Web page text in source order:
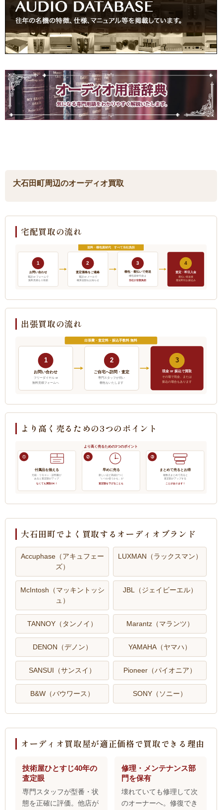
大石田町周辺のオーディオ買取
宅配買取の流れ
送料・梱包資材代 すべて当社負担
1
お問い合わせ
電話 or フォームで
無料見積もり依頼
2
査定価格をご連絡
電話 or メールで
概算金額をお知らせ
3
梱包・着払いで発送
梱包資材代金は
当社が全額負担
4
査定・即日入金
着払い発送後
最短即日お振込み
出張買取の流れ
出張費・査定料・振込手数料 無料
1
お問い合わせ
フリーダイヤル or
無料見積フォームへ
2
ご自宅へ訪問・査定
専門スタッフが伺い
梱包もいたします
3
現金 or 振込で買取
その場で現金、または
振込の場合もあります
より高く売るための3つのポイント
より高く売るための3つのポイント
①
付属品を揃える
元箱・リモコン・説明書が
あると査定額がアップ
なくても買取OK！
②
早めに売る
新しいほど高値がつく
「いつか使うかも」が
査定額を下げることも
③
まとめて売るとお得
複数点まとめて売ると
査定額がアップする
ことがあります！
大石田町でよく買取するオーディオブランド
Accuphase（アキュフェー
ズ）
LUXMAN（ラックスマン）
McIntosh（マッキントッシ
ュ）
JBL（ジェイビーエル）
TANNOY（タンノイ） Marantz（マランツ）
DENON（デノン） YAMAHA（ヤマハ）
SANSUI（サンスイ） Pioneer（パイオニア）
B&W（バウワース） SONY（ソニー）
オーディオ買取屋が適正価格で買取できる理由
技術屋ひとすじ40年の
査定眼
専門スタッフが型番・状
態を正確に評価。他店が
修理・メンテナンス部
門を保有
壊れていても修理して次
のオーナーへ。修復でき